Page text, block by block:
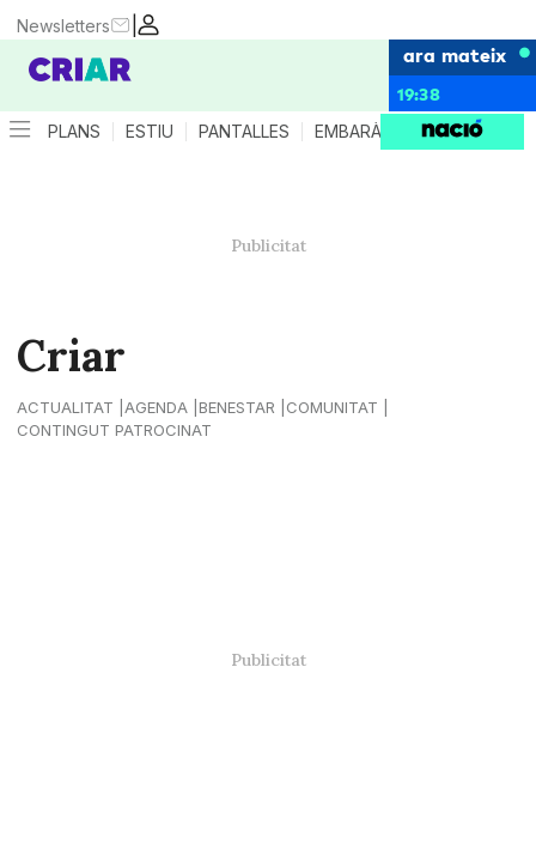
|
Newsletters
ara mateix
19:38
PLANS ESTIU PANTALLES EMBARÀS CRIANÇA
Criar
ACTUALITAT AGENDA BENESTAR
COMUNITAT
CONTINGUT PATROCINAT